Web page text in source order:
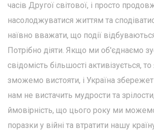
часів Другої світової, і просто
насолоджуватися життям та
наївно вважати, що події
Потрібно діяти. Якщо ми об'єднаємо
свідомість більшості активізується,
зможемо вистояти, і Україна
нам не вистачить мудрости та
ймовірність, що цього року ми
поразки у війні та втратити нашу